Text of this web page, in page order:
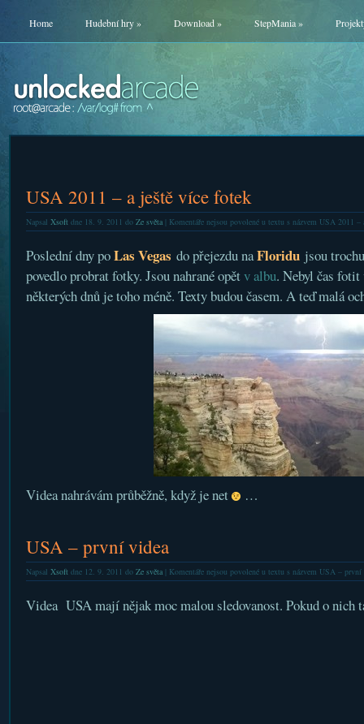
Home Hudební hry» Download» StepMania»
USA 2011 – a ještě více fotek
Napsal Xsoftdne 18. 9. 2011 do Ze světa| Komentáře nejsou povolenéu textu s názvem USA 2011 –
Poslední dny poLas Vegas do přejezdu naFloridujsou
povedlo probrat fotky. Jsou nahrané opětv albu. Nebyl čas fotit
některých dnů je toho méně. Texty budou časem. A teď malá
Videa nahrávám průběžně, když je net …
USA – první videa
Napsal Xsoftdne 12. 9. 2011 do Ze světa| Komentáře nejsou povolenéu textu s názvem USA – první
Videa USA mají nějak moc malou sledovanost. Pokud o nich